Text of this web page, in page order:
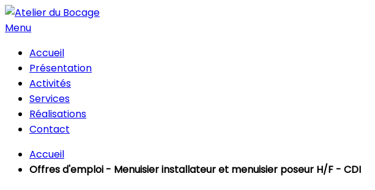
Menu
Accueil
Présentation
Activités
Services
Réalisations
Contact
Accueil
Offres d'emploi - Menuisier installateur et menuisier poseur H/F - CDI